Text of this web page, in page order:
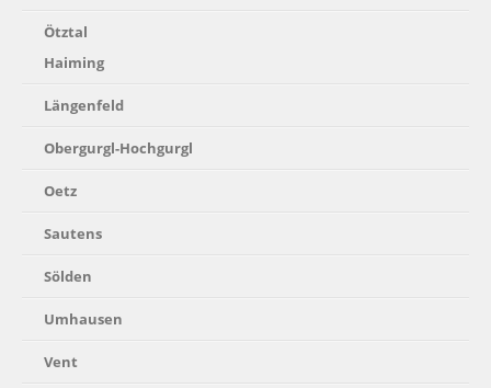
Ötztal
Haiming
Längenfeld
Obergurgl-Hochgurgl
Oetz
Sautens
Sölden
Umhausen
Vent